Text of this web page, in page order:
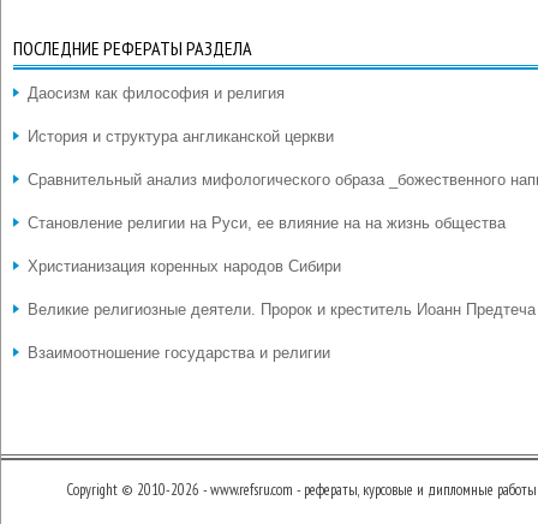
ПОСЛЕДНИЕ РЕФЕРАТЫ РАЗДЕЛА
Даосизм как философия и религия
История и структура англиканской церкви
Сравнительный анализ мифологического образа _божественного
Становление религии на Руси, ее влияние на на жизнь общества
Христианизация коренных народов Сибири
Великие религиозные деятели. Пророк и креститель Иоанн Предтеча
Взаимоотношение государства и религии
Copyright © 2010-2026 - www.refsru.com - рефераты, курсовые и дипломные работы